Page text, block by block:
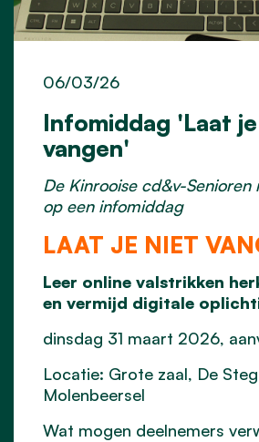
Infomiddag 'Laat
vangen'
06/03/26
De Kinrooise cd&v-Senioren
op een infomiddag
LAAT JE NIET
Leer online valstrikken
en vermijd digitale
dinsdag 31 maart 2026,
Locatie: Grote zaal, De
Molenbeersel
Wat mogen deelnemers